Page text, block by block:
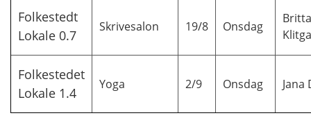
Folkestedt
Lokale 0.7
Skrivesalon 19/8 Onsdag
Britta
Folkestedet
Lokale 1.4
Yoga 2/9 Onsdag Jana